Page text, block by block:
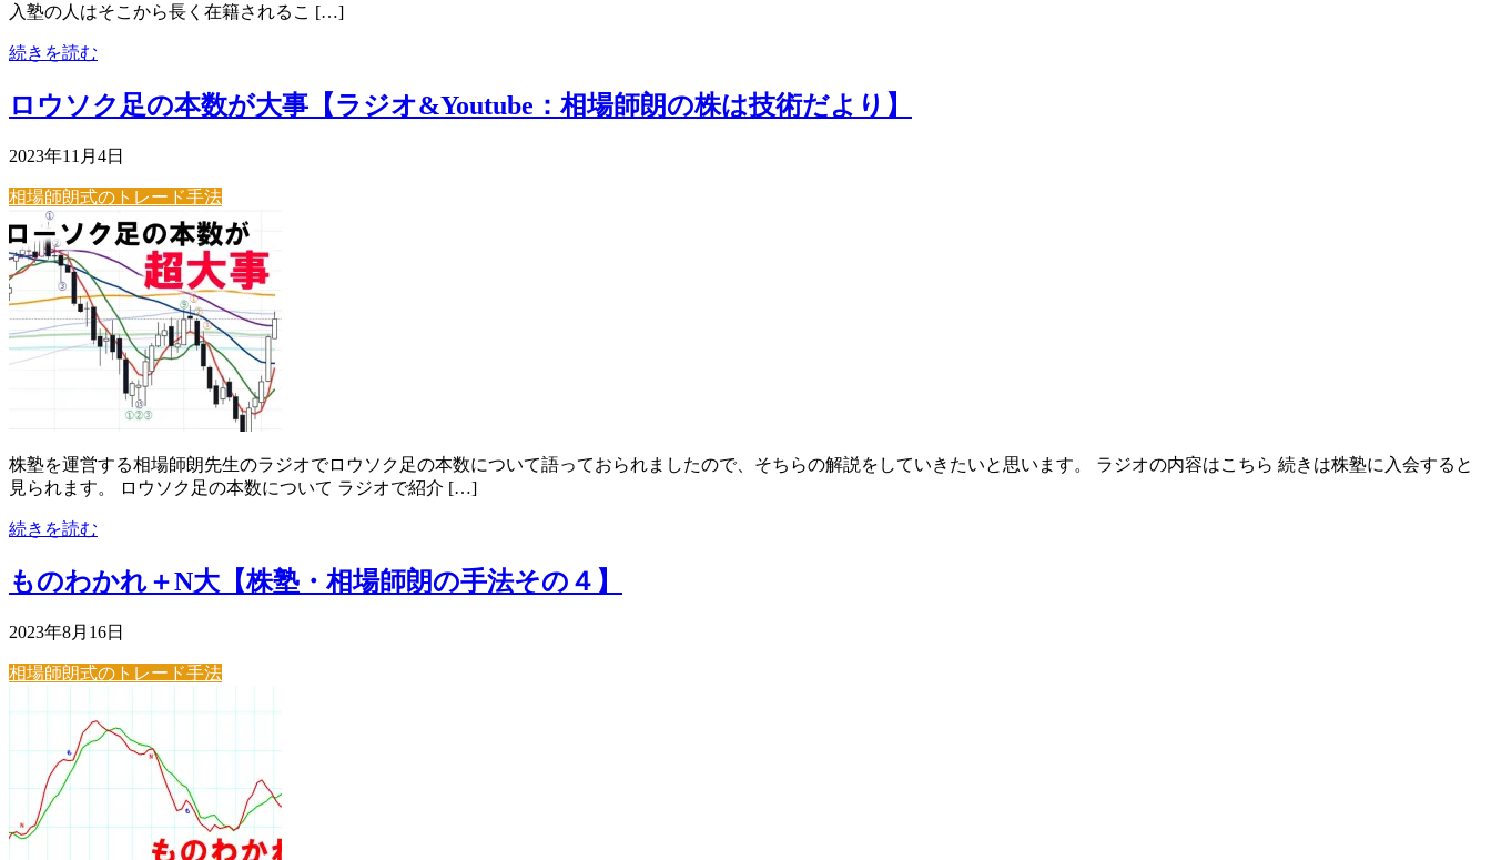
入塾の人はそこから長く在籍されるこ […]
続きを読む
ロウソク足の本数が大事【ラジオ&Youtube：相場師朗の株は技術だより】
2023年11月4日
相場師朗式のトレード手法
株塾を運営する相場師朗先生のラジオでロウソク足の本数について語っておられましたので、そちらの解説をしていきたいと思います。 ラジオの内容はこちら 続きは株塾に入会すると
見られます。 ロウソク足の本数について ラジオで紹介 […]
続きを読む
ものわかれ＋N大【株塾・相場師朗の手法その４】
2023年8月16日
相場師朗式のトレード手法